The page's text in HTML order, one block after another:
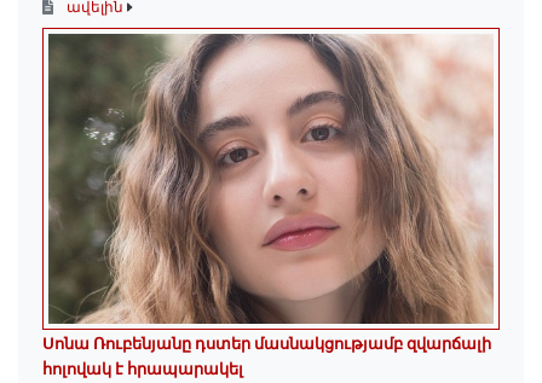
ավելին
Սոնա Ռուբենյանը դստեր մասնակցությամբ զվարճալի
հոլովակ է հրապարակել